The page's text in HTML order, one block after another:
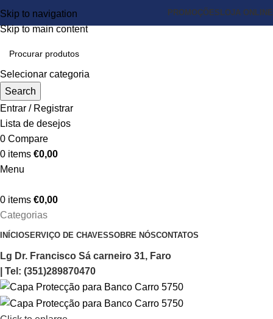
Skip to navigation
Skip to main content
PROMOÇÕES LOJA ONLINE
Selecionar categoria
Search
Entrar / Registrar
Lista de desejos
0 Compare
0 items €0,00
Menu
0 items €0,00
Categorias
INÍCIOSERVIÇO DE CHAVESSOBRE NÓSCONTATOS
Lg Dr. Francisco Sá carneiro 31, Faro
| Tel: (351)289870470